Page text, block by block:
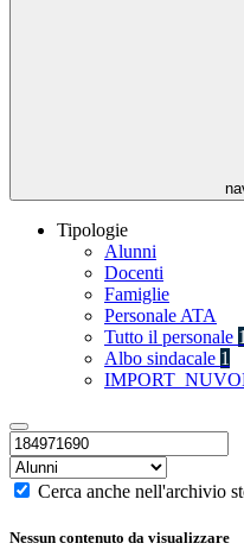
Tipologie
Alunni
Docenti
Famiglie
Personale ATA
Tutto il personale 1
Albo sindacale 1
Cerca anche nell'archivio
Nessun contenuto da visualizzare